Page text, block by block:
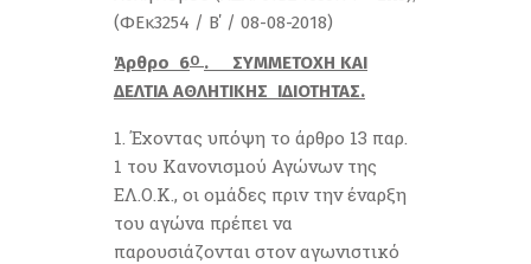
(ΦΕκ3254 / B΄ / 08-08-2018)
Άρθρο 6Ο . ΣΥΜΜΕΤΟΧΗ ΚΑΙ
ΔΕΛΤΙΑ ΑΘΛΗΤΙΚΗΣ ΙΔΙΟΤΗΤΑΣ.
Έχοντας υπόψη το άρθρο 13 παρ.
1 του Κανονισμού Αγώνων της
ΕΛ.Ο.Κ., οι ομάδες πριν την έναρξη
του αγώνα πρέπει να
παρουσιάζονται στον αγωνιστικό